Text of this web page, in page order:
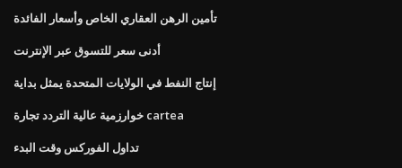
تأمين الرهن العقاري الخاص وأسعار الفائدة
أدنى سعر للتسوق عبر الإنترنت
إنتاج النفط في الولايات المتحدة يمثل بداية
خوارزمية عالية التردد تجارة cartea
تداول الفوركس وقت البدء